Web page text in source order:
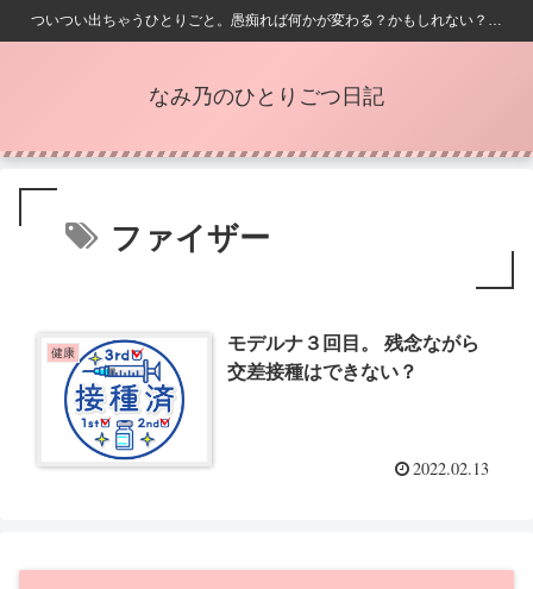
ついつい出ちゃうひとりごと。愚痴れば何かが変わる？かもしれない？…
なみ乃のひとりごつ日記
ファイザー
健康
モデルナ３回目。 残念ながら
交差接種はできない？
2022.02.13